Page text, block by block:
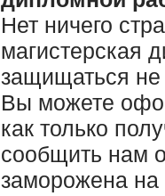
Нет ничего
магистерская
защищаться не
Вы можете
как только
сообщить нам
заморожена